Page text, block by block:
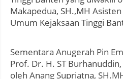
Makapedua, SH.,MH
Umum Kejaksaan Tinggi
Sementara Anugerah Pin
Prof. Dr. H. ST
oleh Anang Supriatna,